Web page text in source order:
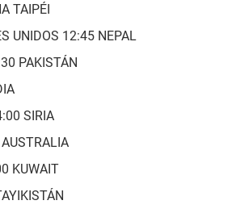
TAIPÉI
UNIDOS 12:45 NEPAL
PAKISTÁN
SIRIA
KUWAIT